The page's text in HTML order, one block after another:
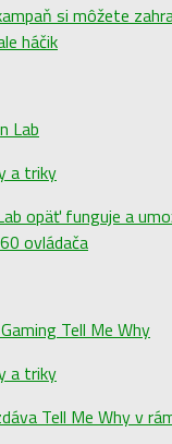
si môžete
háčik
a triky
opäť funguje a
ovládača
a triky
Tell Me Why v